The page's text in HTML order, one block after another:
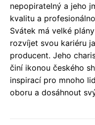
nepopiratelný a jeho
kvalitu a
Svátek má velké
rozvíjet svou kariéru
producent. Jeho
činí ikonou českého
inspirací pro mnoho
oboru a dosáhnout